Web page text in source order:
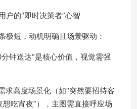
户的“即时决策者”心智
极短，动机明确且场景驱动：
钟送达”是核心价值，视觉需强
求高度场景化（如“突然要招待客
想吃宵夜”），主图需直接呼应场